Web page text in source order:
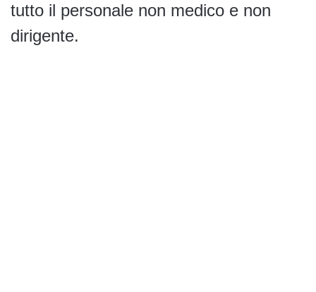
tutto il personale non medico e non
dirigente.